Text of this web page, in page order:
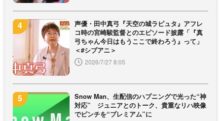
声優・田中真弓『天空の城ラピュタ』アフレ
コ時の宮崎駿監督とのエピソード披露「『真
弓ちゃん今日はもうここで終わろう』って」
＜#シブアニ＞
2026/7/27 8:05
Snow Man、生配信のハプニングで光った“神
対応” ジュニアとのトーク、貴重なリハ映像
でピンチを“プレミアム”に